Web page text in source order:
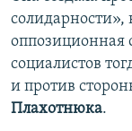
солидарности»,
оппозиционная
социалистов
и против
Плахотнюка.